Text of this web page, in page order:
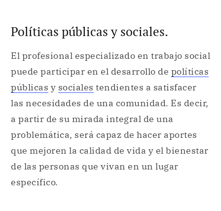
Políticas públicas y sociales.
El profesional especializado en trabajo social
puede participar en el desarrollo de políticas
públicas y sociales tendientes a satisfacer
las necesidades de una comunidad. Es decir,
a partir de su mirada integral de una
problemática, será capaz de hacer aportes
que mejoren la calidad de vida y el bienestar
de las personas que vivan en un lugar
específico.